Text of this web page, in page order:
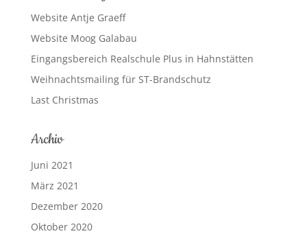
Website Antje Graeff
Website Moog Galabau
Eingangsbereich Realschule Plus in Hahnstätten
Weihnachtsmailing für ST-Brandschutz
Last Christmas
Archiv
Juni 2021
März 2021
Dezember 2020
Oktober 2020